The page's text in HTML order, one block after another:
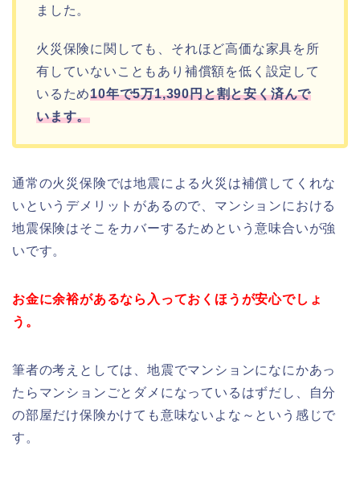
ました。
火災保険に関しても、それほど高価な家具を所
有していないこともあり補償額を低く設定して
いるため10年で5万1,390円と割と安く済んで
います。
通常の火災保険では地震による火災は補償してくれな
いというデメリットがあるので、マンションにおける
地震保険はそこをカバーするためという意味合いが強
いです。
お金に余裕があるなら入っておくほうが安心でしょ
う。
筆者の考えとしては、地震でマンションになにかあっ
たらマンションごとダメになっているはずだし、自分
の部屋だけ保険かけても意味ないよな～という感じで
す。